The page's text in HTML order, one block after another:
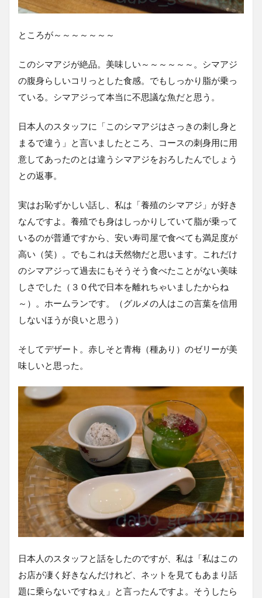
ところが～～～～～～～
このシマアジが絶品。美味しい～～～～～～。シマアジ
の腹身らしいコリっとした食感。でもしっかり脂が乗っ
ている。シマアジって本当に不思議な魚だと思う。
日本人のスタッフに「このシマアジはさっきの刺し身と
まるで違う」と言いましたところ、コースの刺身用に用
意してあったのとは違うシマアジをおろしたんでしょう
との返事。
実はお恥ずかしい話し、私は「養殖のシマアジ」が好き
なんですよ。養殖でも身はしっかりしていて脂が乗って
いるのが普通ですから、安い寿司屋で食べても満足度が
高い（笑）。でもこれは天然物だと思います。これだけ
のシマアジって過去にもそうそう食べたことがない美味
しさでした（３０代で日本を離れちゃいましたからね
～）。ホームランです。（グルメの人はこの言葉を信用
しないほうが良いと思う）
そしてデザート。赤しそと青梅（種あり）のゼリーが美
味しいと思った。
日本人のスタッフと話をしたのですが、私は「私はこの
お店が凄く好きなんだけれど、ネットを見てもあまり話
題に乗らないですねぇ」と言ったんですよ。そうしたら